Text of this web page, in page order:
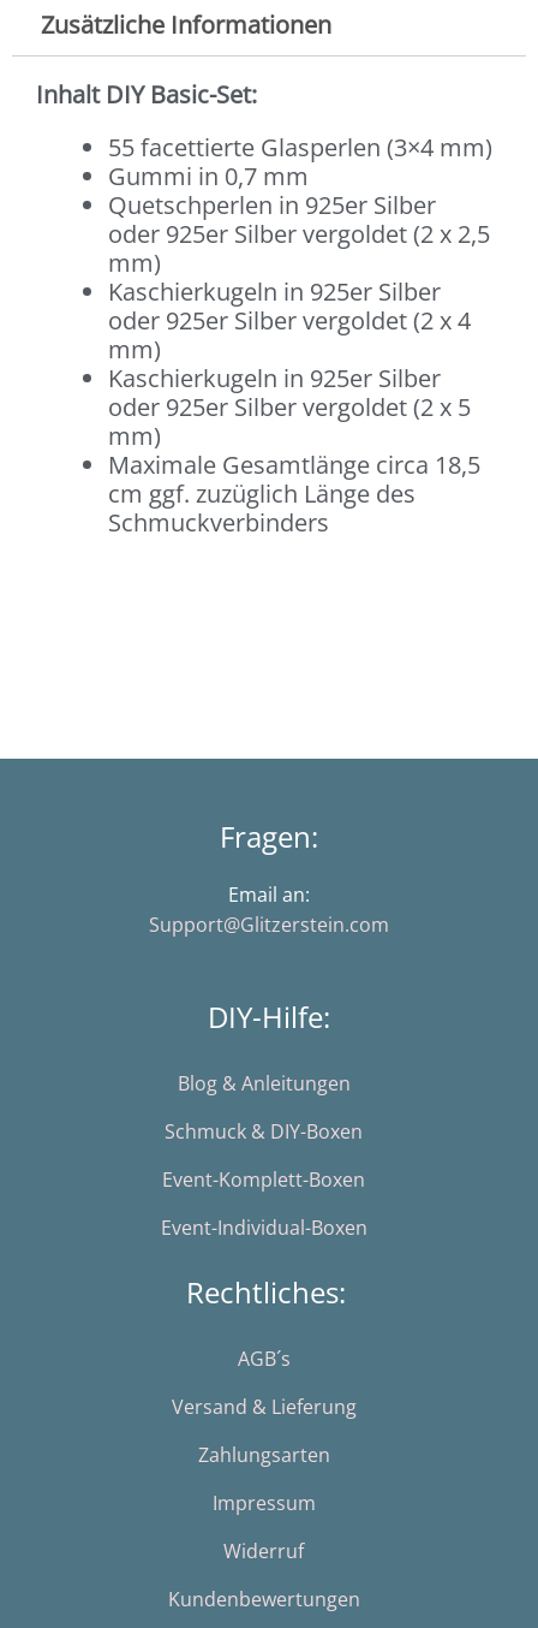
Zusätzliche Informationen
Inhalt DIY Basic-Set:
55 facettierte Glasperlen (3×4 mm)
Gummi in 0,7 mm
Quetschperlen in 925er Silber
oder 925er Silber vergoldet (2 x 2,5
mm)
Kaschierkugeln in 925er Silber
oder 925er Silber vergoldet (2 x 4
mm)
Kaschierkugeln in 925er Silber
oder 925er Silber vergoldet (2 x 5
mm)
Maximale Gesamtlänge circa 18,5
cm ggf. zuzüglich Länge des
Schmuckverbinders
Fragen:
Email an:
Support@Glitzerstein.com
DIY-Hilfe:
Blog & Anleitungen
Schmuck & DIY-Boxen
Event-Komplett-Boxen
Event-Individual-Boxen
Rechtliches:
AGB´s
Versand & Lieferung
Zahlungsarten
Impressum
Widerruf
Kundenbewertungen